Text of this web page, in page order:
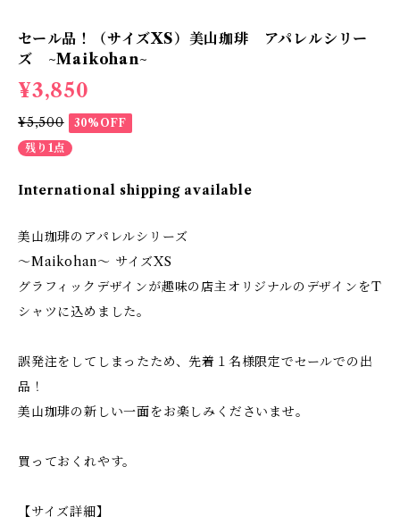
セール品！（サイズXS）美山珈琲 アパレルシリー
ズ ~Maikohan~
¥3,850
¥5,500
30%OFF
残り1点
International shipping available
美山珈琲のアパレルシリーズ
〜Maikohan〜 サイズXS
グラフィックデザインが趣味の店主オリジナルのデザインをT
シャツに込めました。
誤発注をしてしまったため、先着１名様限定でセールでの出
品！
美山珈琲の新しい一面をお楽しみくださいませ。
買っておくれやす。
【サイズ詳細】